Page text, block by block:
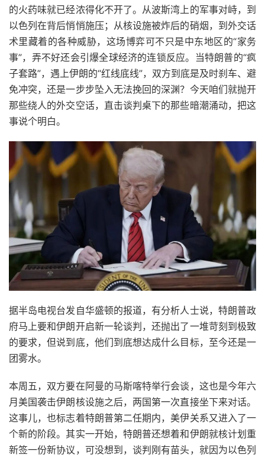
的火药味就已经浓得化不开了。从波斯湾上的军事对峙，到
以色列在背后悄悄施压；从核设施被炸后的硝烟，到外交话
术里藏着的各种威胁，这场博弈可不只是中东地区的“家务
事”，弄不好还会引爆全球经济的连锁反应。当特朗普的“疯
子套路”，遇上伊朗的“红线底线”，双方到底是及时刹车、避
免冲突，还是一步步坠入无法挽回的深渊？今天咱们就抛开
那些绕人的外交空话，直击谈判桌下的那些暗潮涌动，把这
事说个明白。
据半岛电视台发自华盛顿的报道，有分析人士说，特朗普政
府马上要和伊朗开启新一轮谈判，还抛出了一堆苛刻到极致
的要求，但说到底，他们到底想达成什么目标，至今还是一
团雾水。
本周五，双方要在阿曼的马斯喀特举行会谈，这也是今年六
月美国袭击伊朗核设施之后，两国第一次直接坐下来对话。
这事儿，也标志着特朗普第二任期内，美伊关系又进入了一
个新的阶段。其实一开始，特朗普还想着和伊朗就核计划重
新签一份新协议，可没想到，谈判刚有苗头，就因为以色列